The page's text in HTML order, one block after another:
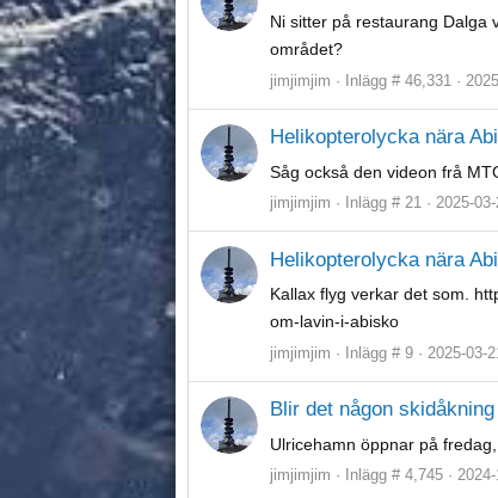
Ni sitter på restaurang Dalga
området?
jimjimjim Inlägg # 46,331
Helikopterolycka nära
Såg också den videon frå
jimjimjim Inlägg # 21 2025-
Helikopterolycka nära
Kallax flyg verkar det som.
om-lavin-i-abisko
jimjimjim Inlägg # 9 2025-03-
Blir det någon
Ulricehamn öppnar på
jimjimjim Inlägg # 4,745